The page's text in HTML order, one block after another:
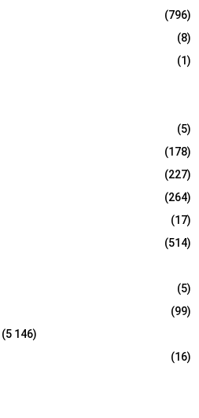
(796)
(8)
(1)
(5)
(178)
(227)
(264)
(17)
(514)
(5)
(99)
(5 146)
(16)